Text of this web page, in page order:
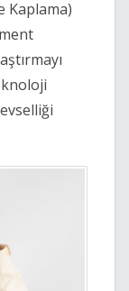
Kaplama)